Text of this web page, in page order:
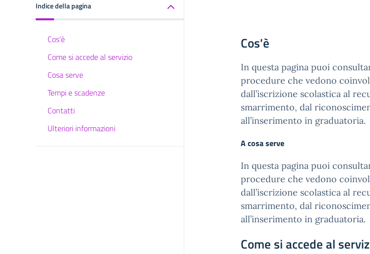
Indice della pagina
Cos'è
Come si accede al servizio
Cosa serve
Tempi e scadenze
Contatti
Ulteriori informazioni
Cos'è
In questa pagina puoi
procedure che vedono
dall’iscrizione scolastica al
smarrimento, dal
all’inserimento in graduatoria.
A cosa serve
In questa pagina puoi
procedure che vedono
dall’iscrizione scolastica al
smarrimento, dal
all’inserimento in graduatoria.
Come si accede al